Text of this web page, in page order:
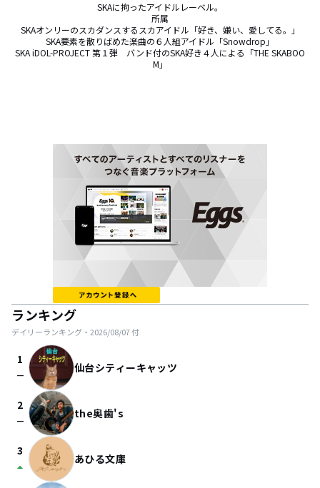
SKAに拘ったアイドルレーベル。
所属
SKAオンリーのスカダンスするスカアイドル「好き、嫌い、愛してる。」
SKA要素を散りばめた楽曲の６人組アイドル「Snowdrop」
SKA iDOL-PROJECT 第１弾　バンド付のSKA好き４人による「THE SKABOO
M」
ランキング
デイリーランキング・ 2026/08/07付
1
check_indeterminate_small 仙台シティーキャッツ
2
check_indeterminate_small the奥歯's
3
arrow_drop_up あひる文庫